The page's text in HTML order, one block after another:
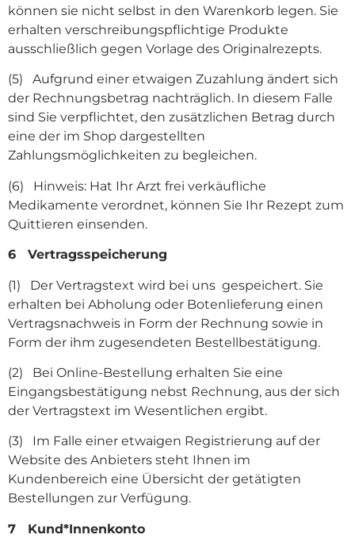
können sie nicht selbst in den Warenkorb legen. Sie
erhalten verschreibungspflichtige Produkte
ausschließlich gegen Vorlage des Originalrezepts.
(5) Aufgrund einer etwaigen Zuzahlung ändert sich
der Rechnungsbetrag nachträglich. In diesem Falle
sind Sie verpflichtet, den zusätzlichen Betrag durch
eine der im Shop dargestellten
Zahlungsmöglichkeiten zu begleichen.
(6) Hinweis: Hat Ihr Arzt frei verkäufliche
Medikamente verordnet, können Sie Ihr Rezept zum
Quittieren einsenden.
6 Vertragsspeicherung
(1) Der Vertragstext wird bei uns gespeichert. Sie
erhalten bei Abholung oder Botenlieferung einen
Vertragsnachweis in Form der Rechnung sowie in
Form der ihm zugesendeten Bestellbestätigung.
(2) Bei Online-Bestellung erhalten Sie eine
Eingangsbestätigung nebst Rechnung, aus der sich
der Vertragstext im Wesentlichen ergibt.
(3) Im Falle einer etwaigen Registrierung auf der
Website des Anbieters steht Ihnen im
Kundenbereich eine Übersicht der getätigten
Bestellungen zur Verfügung.
7 Kund*Innenkonto